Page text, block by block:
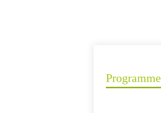
Programme